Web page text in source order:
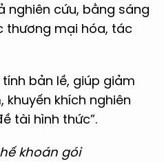
nghiên cứu, bằng sáng
thương mại hóa, tác
bản lề, giúp giảm
khích nghiên
tài hình thức”.
khoán gói